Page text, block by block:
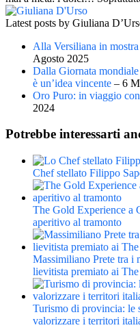
Latest posts by Giuliana
Alla Versiliana in
Agosto 2025
Dalla Giornata
è un’idea vincente – 6
Oro Puro: in viaggio
2024
Potrebbe interessarti
Chef stellato Filippo
The Gold Experience a
aperitivo al tramonto
Massimiliano Prete tra
lievitista premiato ai
Turismo di provincia: le
valorizzare i territori